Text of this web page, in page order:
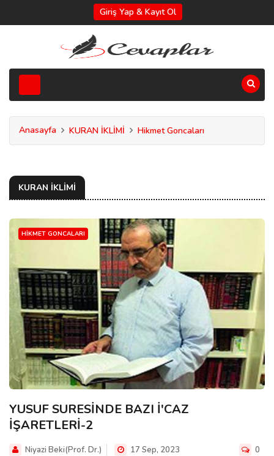
Giriş Yap & Kayıt Ol
Anasayfa KURAN İKLİMİ Hikmet Goncaları
KURAN İKLİMİ
HIKMET GONCALARI
YUSUF SURESİNDE BAZI İ'CAZ
İŞARETLERİ-2
Niyazi Beki(Prof. Dr.) 17 Sep, 2023 0